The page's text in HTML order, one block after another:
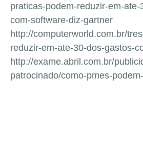
praticas-podem-reduzir-em-
com-software-diz-gartner
http://computerworld.com.br/
reduzir-em-ate-30-dos-gastos-
http://exame.abril.com.br/
patrocinado/como-pmes-